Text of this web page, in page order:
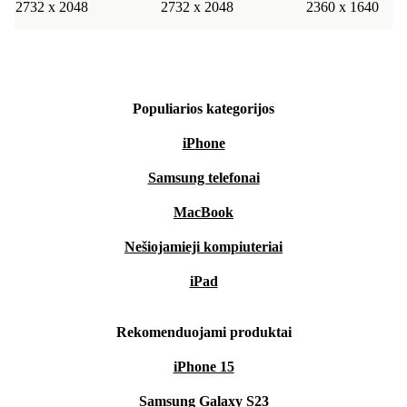
mėgaukitės „Apple“ kokybe, kurią mylite, dabar dar
2732 x 2048
2732 x 2048
2360 x 1640
Populiarios kategorijos
iPhone
Samsung telefonai
MacBook
Nešiojamieji kompiuteriai
iPad
Rekomenduojami produktai
iPhone 15
Samsung Galaxy S23